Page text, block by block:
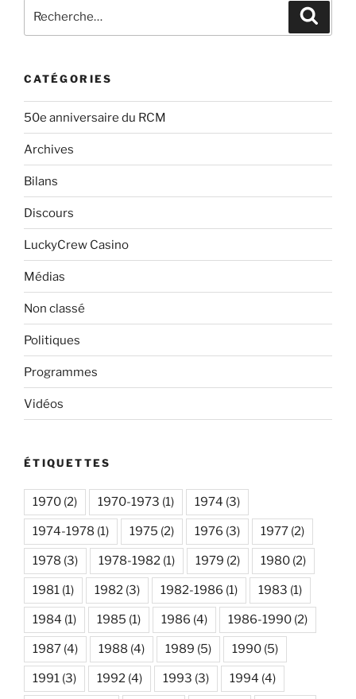
CATÉGORIES
50e anniversaire du RCM
Archives
Bilans
Discours
LuckyCrew Casino
Médias
Non classé
Politiques
Programmes
Vidéos
ÉTIQUETTES
1970 (2) 1970-1973 (1) 1974 (3)
1974-1978 (1) 1975 (2) 1976 (3) 1977 (2)
1978 (3) 1978-1982 (1) 1979 (2) 1980 (2)
1981 (1) 1982 (3) 1982-1986 (1) 1983 (1)
1984 (1) 1985 (1) 1986 (4) 1986-1990 (2)
1987 (4) 1988 (4) 1989 (5) 1990 (5)
1991 (3) 1992 (4) 1993 (3) 1994 (4)